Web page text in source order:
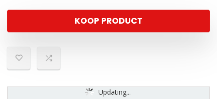
KOOP PRODUCT
Updating...